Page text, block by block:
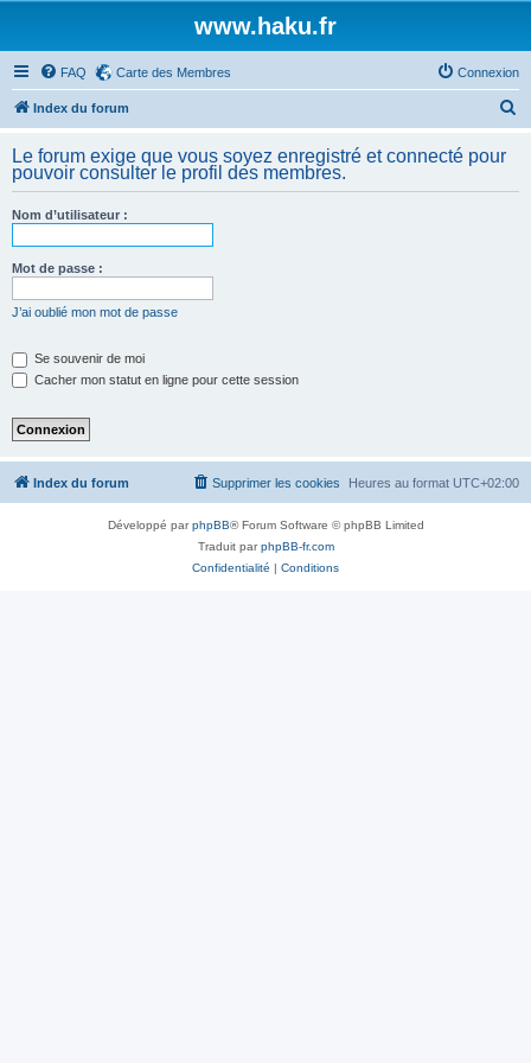
www.haku.fr
FAQ Carte des Membres Connexion
Index du forum
h
Le forum exige que vous soyez enregistré et connecté pour
pouvoir consulter le profil des membres.
Nom d’utilisateur :
Mot de passe :
J’ai oublié mon mot de passe
Se souvenir de moi
Cacher mon statut en ligne pour cette session
Index du forum Heures au format UTC+02:00
Supprimer les cookies
Développé parphpBB® Forum Software © phpBB Limited
Traduit parphpBB-fr.com
Confidentialité | Conditions